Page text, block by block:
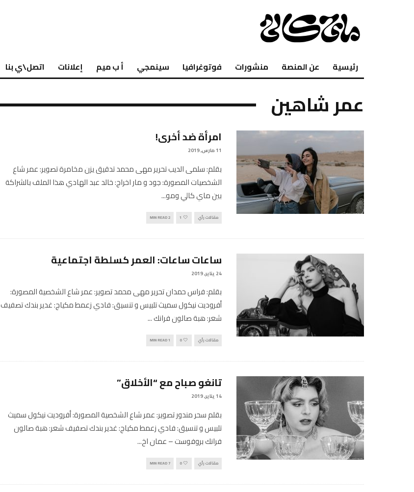
رئيسية عن المنصة منشورات فوتوغرافيا سينمجي أ ب ميم إعلانات اتصل\ي بنا
عمر شاهين
امرأة ضد أخرى!
11 مارس, 2019
بقلم: سلمى الديب تحرير مهى محمد تدقيق يزن مخامرة تصوير: عمر شاع
الشخصيات المصورة: جود و مار اخراج: خالد عبد الهادي هذا الملف بالشراكة
بين ماي كالي ومو...
مقالات رأي 1
2 MIN READ
ساعات ساعات: العمر كسلطة اجتماعية
24 يناير, 2019
بقلم: فراس حمدان تحرير مهى محمد تصوير: عمر شاع الشخصية المصورة:
أفروديت نيكول سميث تلبيس و تنسيق: فادي زعمط مكياج: غدير بندك تصفيف
شعر: هبة صالون فرانك...
مقالات رأي 0
1 MIN READ
تانغو صباح مع “الأخلاق”
14 يناير, 2019
بقلم سحر مندور تصوير: عمر شاع الشخصية المصورة: أفروديت نيكول سميث
تلبيس و تنسيق: فادي زعمط مكياج: غدير بندك تصفيف شعر: هبة صالون
فرانك بروفوست – عمان اخ...
مقالات رأي 0
7 MIN READ